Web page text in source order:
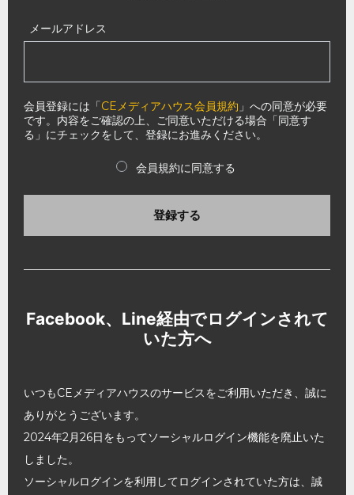
メールアドレス
会員登録には「CEメディアハウス会員規約 」への同意が必要
です。内容をご確認の上、ご同意いただける場合「同意す
る」にチェックをして、登録にお進みください。
会員規約に同意する
登録する
Facebook、Line経由でログインされて
いた方へ
いつもCEメディアハウスのサービスをご利用いただき、誠に
ありがとうございます。
2024年2月26日をもってソーシャルログイン機能を廃止いた
しました。
ソーシャルログインを利用してログインされていた方は、誠